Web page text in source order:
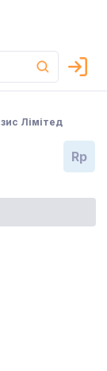
Лімітед
Rp